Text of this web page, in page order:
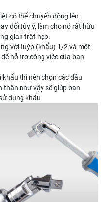
có thể chuyển động lên
đổi tùy ý, làm cho nó rất hữu
gian trật hẹp.
với tuýp (khẩu) 1/2 và một
hỗ trợ công việc của bạn
khẩu thì nên chọn các đầu
thận như vậy sẽ giúp bạn
dụng khẩu